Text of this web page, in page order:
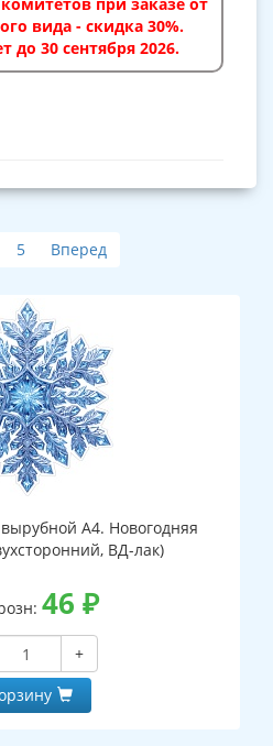
при заказе от
вида - скидка 30%.
до 30 сентября 2026.
5 Вперед
А4. Новогодняя
ВД-лак)
46 ₽
+